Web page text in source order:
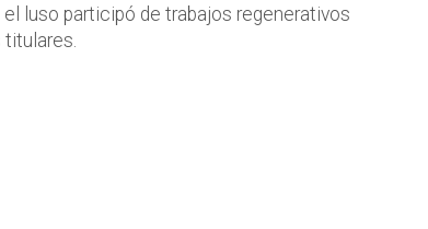
el luso participó de trabajos regenerativos
titulares.